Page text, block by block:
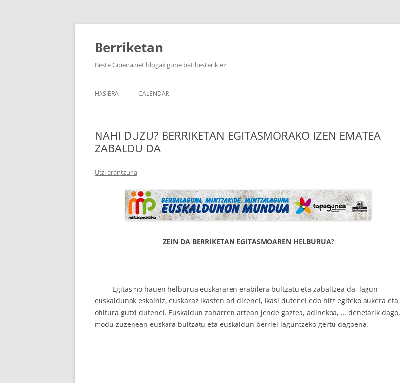
Berriketan
Beste Goiena.net blogak gune bat besterik ez
HASIERA CALENDAR
NAHI DUZU? BERRIKETAN EGITASMORAKO IZEN EMATEA
ZABALDU DA
Utzi erantzuna
ZEIN DA BERRIKETAN EGITASMOAREN HELBURUA?
Egitasmo hauen helburua euskararen erabilera bultzatu eta zabaltzea da, lagun
euskaldunak eskainiz, euskaraz ikasten ari direnei, ikasi dutenei edo hitz egiteko aukera eta
ohitura gutxi dutenei. Euskaldun zaharren artean jende gaztea, adinekoa, … denetarik dago,
modu zuzenean euskara bultzatu eta euskaldun berriei laguntzeko gertu dagoena.